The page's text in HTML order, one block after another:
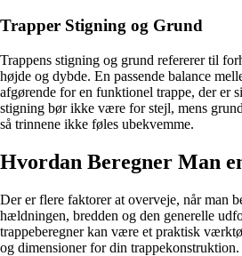
Trapper Stigning og Grund
Trappens stigning og grund refererer til
højde og dybde. En passende balance
afgørende for en funktionel trappe, der er
stigning bør ikke være for stejl, mens
så trinnene ikke føles ubekvemme.
Hvordan Beregner Man
Der er flere faktorer at overveje, når man
hældningen, bredden og den generelle
trappeberegner kan være et praktisk
og dimensioner for din trappekonstruktion.